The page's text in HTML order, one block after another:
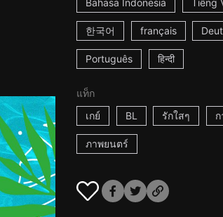
Bahasa Indonesia Tiếng
한국어 français
Português हिन्दी
แท็ก
เกย์
BL รักใสๆ
ภาพยนตร์